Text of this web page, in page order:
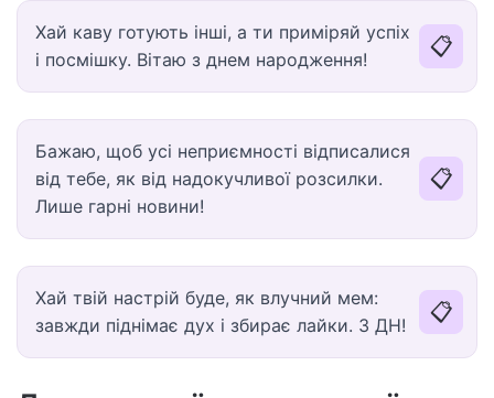
Хай каву готують інші, а ти приміряй успіх
і посмішку. Вітаю з днем народження!
📋
Бажаю, щоб усі неприємності відписалися
від тебе, як від надокучливої розсилки.
Лише гарні новини!
📋
Хай твій настрій буде, як влучний мем:
завжди піднімає дух і збирає лайки. З ДН!
📋